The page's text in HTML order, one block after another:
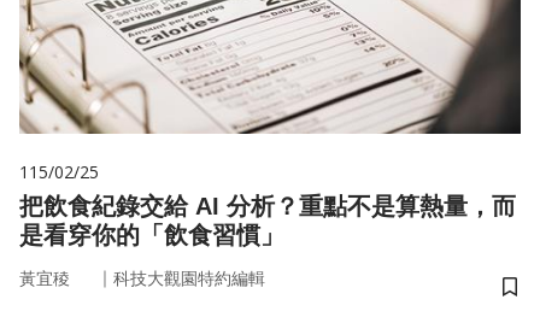
115/02/25
把飲食紀錄交給 AI 分析？重點不是算熱量，而
是看穿你的「飲食習慣」
黃宜稜 ｜ 科技大觀園特約編輯
儲